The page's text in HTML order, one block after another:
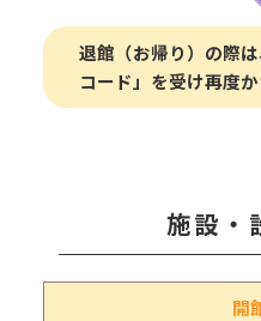
退館（お帰り）の際
コード」を受け再度か
施設・
開